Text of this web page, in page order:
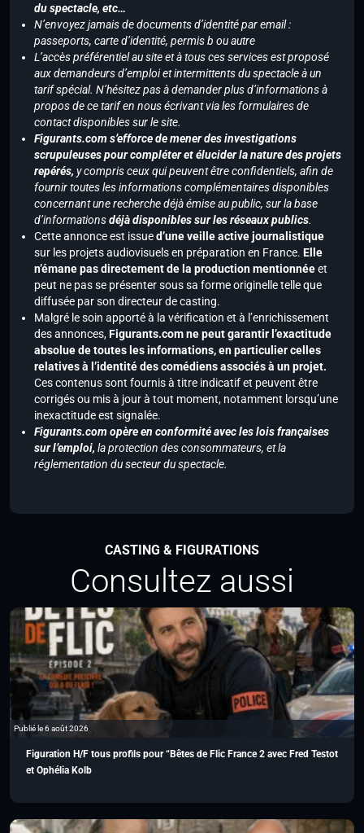
du spectacle, etc…
N’envoyez jamais de documents d’identité par email :
passeports, carte d’identité, permis b ou autre
L’accès préférentiel au site et à tous ces services est proposé
aux demandeurs d’emploi et intermittents du spectacle à un
tarif spécial. N’hésitez pas à demander plus d’informations à
propos de ce tarif en nous écrivant via les formulaires de
contact disponibles sur le site.
Figurants.com s’efforce de mener des investigations
scrupuleuses pour compléter et élucider la nature des projets
repérés, y compris ceux qui peuvent être confidentiels, afin de
fournir toutes les informations complémentaires disponibles
concernant une recherche déjà émise au public, sur la base
d’informationsdéjà disponibles sur les réseaux publics.
Cette annonce est issued’une veille active journalistique
sur les projets audiovisuels en préparation en France. Elle
n’émane pas directement de la production mentionnéeet
peut ne pas se présenter sous sa forme originelle telle que
diffusée par son directeur de casting.
Malgré le soin apporté à la vérification et à l’enrichissement
des annonces,Figurants.com ne peut garantir l’exactitude
absolue de toutes les informations, en particulier celles
relatives à l’identité des comédiens associés à un projet.
Ces contenus sont fournis à titre indicatif et peuvent être
corrigés ou mis à jour à tout moment, notamment lorsqu’une
inexactitude est signalée.
Figurants.com opère en conformité avec les lois françaises
sur l’emploi, la protection des consommateurs, et la
réglementation du secteur du spectacle.
CASTING & FIGURATIONS
Consultez aussi
Publié le 6 août 2026
Figuration H/F tous profils pour “Bêtes de Flic France 2 avec Fred Testot
et Ophélia Kolb